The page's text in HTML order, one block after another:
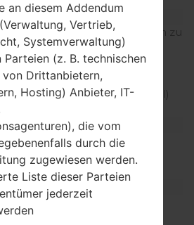
Anzeige
4.0 in (~63.3% Bildschirm zu
Körper Verhältnis)
IPS LCD
480 x 800 Pixel (~233
Dichte der Pixel pro Zoll)
und Tastatur
entfernbar Li-Ion 2460
mAh
-
Interfaces
3.5mm jack
an diesem Addendum
Vertrieb,
Systemverwaltung)
(z. B. technischen
Drittanbietern,
Hosting) Anbieter, IT-
die vom
durch die
zugewiesen werden.
Liste dieser Parteien
jederzeit